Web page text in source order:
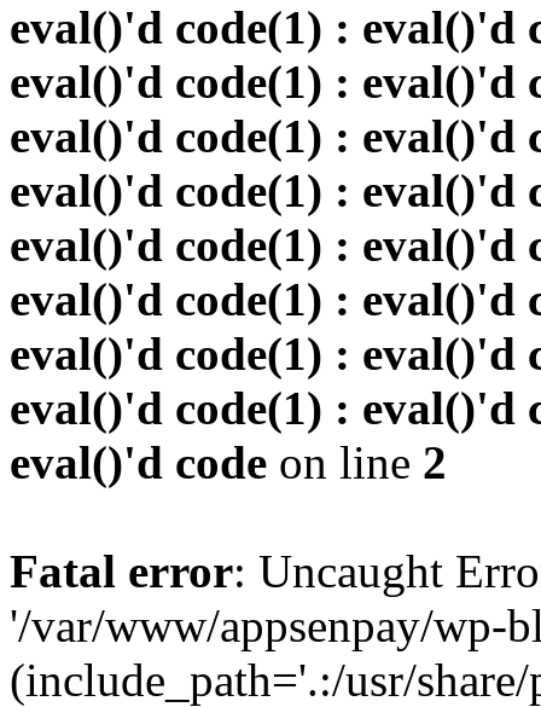
eval()'d code(1) : eval()'d
eval()'d code(1) : eval()'d
eval()'d code(1) : eval()'d
eval()'d code(1) : eval()'d
eval()'d code(1) : eval()'d
eval()'d code(1) : eval()'d
eval()'d code(1) : eval()'d
eval()'d code(1) : eval()'d
eval()'d code on line 2
Fatal error: Uncaught
'/var/www/appsenpay/wp-
(include_path='.:/usr/